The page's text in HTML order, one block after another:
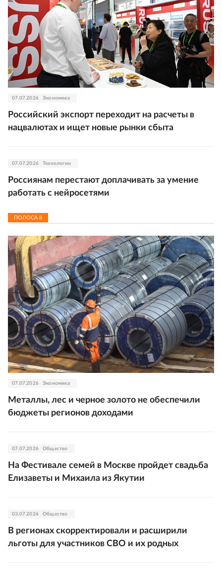
07.07.2026 Экономика
Российский экспорт переходит на расчеты в
нацвалютах и ищет новые рынки сбыта
07.07.2026 Технологии
Россиянам перестают доплачивать за умение
работать с нейросетями
ПОЛОСА 8
07.07.2026 Экономика
Металлы, лес и черное золото не обеспечили
бюджеты регионов доходами
07.07.2026 Общество
На Фестивале семей в Москве пройдет свадьба
Елизаветы и Михаила из Якутии
03.07.2026 Общество
В регионах скорректировали и расширили
льготы для участников СВО и их родных